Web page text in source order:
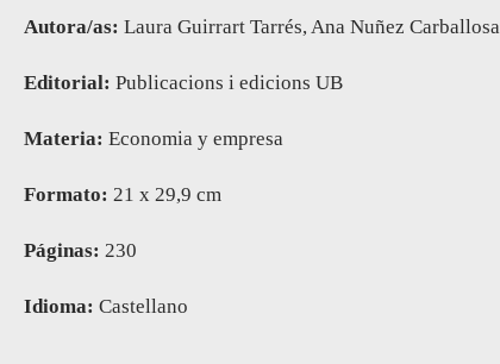
Autora/as: Laura Guirrart Tarrés, Ana Nuñez Carballosa
Editorial: Publicacions i edicions UB
Materia: Economia y empresa
Formato: 21 x 29,9 cm
Páginas: 230
Idioma: Castellano